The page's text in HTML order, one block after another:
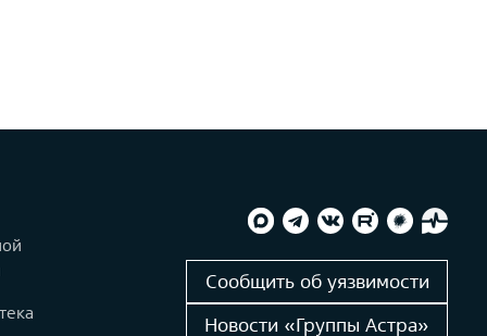
Сообщить об уязвимости
Новости «Группы Астра»